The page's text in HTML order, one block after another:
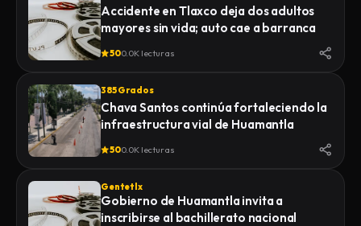
Accidente en Tlaxco deja dos adultos
mayores sin vida; auto cae a barranca
500.0K lecturas
385 Grados
Chava Santos continúa fortaleciendo la
infraestructura vial de Huamantla
500.0K lecturas
Gentetlx
Gobierno de Huamantla invita a
inscribirse al bachillerato nacional